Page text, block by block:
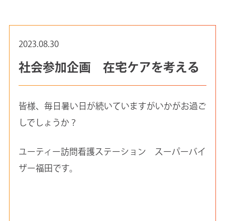
2023.08.30
社会参加企画 在宅ケアを考える
皆様、毎日暑い日が続いていますがいかがお過ご
しでしょうか？
ユーティー訪問看護ステーション スーパーバイ
ザー福田です。